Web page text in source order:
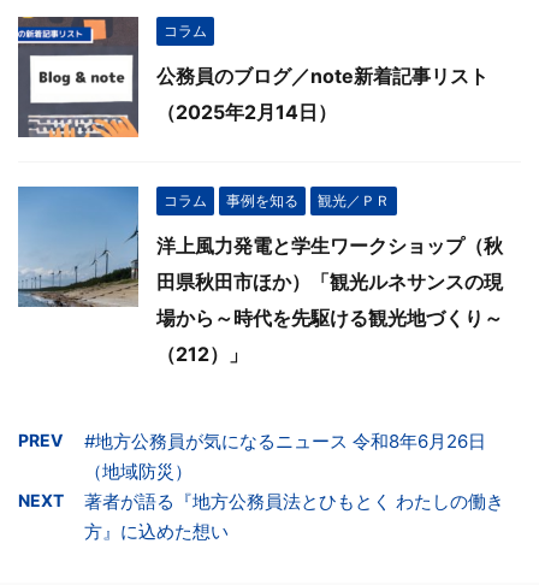
コラム
公務員のブログ／note新着記事リスト
（2025年2月14日）
コラム 事例を知る 観光／ＰＲ
洋上風力発電と学生ワークショップ（秋
田県秋田市ほか）「観光ルネサンスの現
場から～時代を先駆ける観光地づくり～
（212）」
PREV
#地方公務員が気になるニュース 令和8年6月26日
（地域防災）
NEXT
著者が語る『地方公務員法とひもとく わたしの働き
方』に込めた想い